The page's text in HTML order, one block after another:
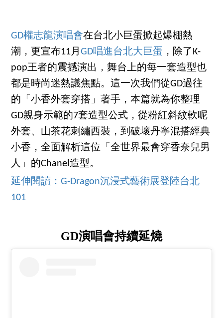
GD權志龍演唱會在台北小巨蛋掀起爆棚熱
潮，更宣布11月GD唱進台北大巨蛋 ，除了K-
pop王者的震撼演出，舞台上的每一套造型也
都是時尚迷熱議焦點。這一次我們從GD過往
的「小香外套穿搭」著手，本篇就為你整理
GD親身示範的7套造型公式，從粉紅斜紋軟呢
外套、山茶花刺繡西裝，到破壞丹寧混搭經典
小香，全面解析這位「全世界最會穿香奈兒男
人」的Chanel造型。
延伸閱讀：G-Dragon沉浸式藝術展登陸台北
101
GD演唱會持續延燒